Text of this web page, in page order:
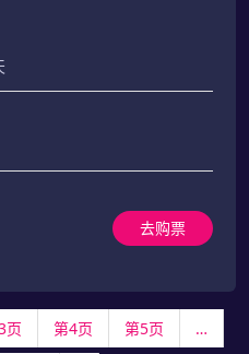
去购票
页 第4页 第5页 …